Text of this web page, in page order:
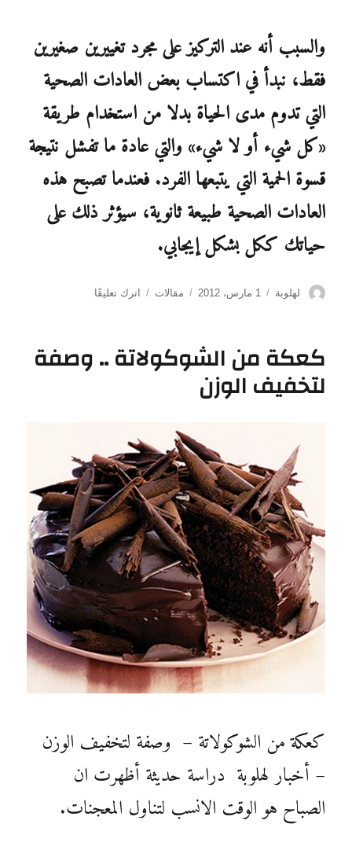
والسبب أنه عند التركيز على مجرد تغييرين صغيرين
فقط، نبدأ في اكتساب بعض العادات الصحية
التي تدوم مدى الحياة بدلا من استخدام طريقة
«كل شيء أو لا شيء» والتي عادة ما تفشل نتيجة
قسوة الحمية التي يتبعها الفرد. فعندما تصبح هذه
العادات الصحية طبيعة ثانوية، سيؤثر ذلك على
حياتك ككل بشكل إيجابي.
الكاتب
لهلوبة
نُشرت1 مارس، 2012 التصنيفات
مقالات اترك تعليقًا
الحصول
على
كعكة من الشوكولاتة .. وصفة
لتخفيف الوزن
كعكة من الشوكولاتة – وصفة لتخفيف الوزن
– أخبار لهلوبة دراسة حديثة أظهرت ان
الصباح هو الوقت الانسب لتناول المعجنات.